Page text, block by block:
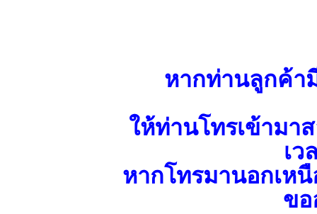
หากท่านลูกค้า
ให้ท่านโทรเข้ามา
เว
หากโทรมานอกเห
ขอ